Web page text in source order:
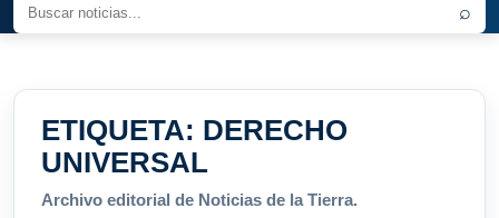
⌕
ETIQUETA: DERECHO
UNIVERSAL
Archivo editorial de Noticias de la Tierra.